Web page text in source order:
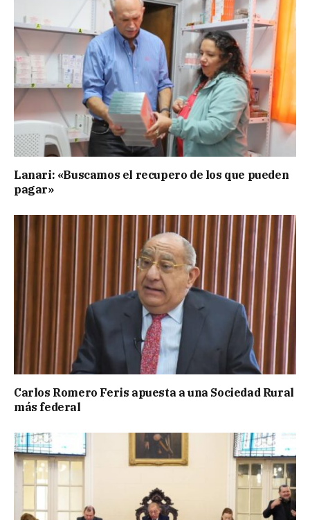
Lanari: «Buscamos el recupero de los que pueden
pagar»
Carlos Romero Feris apuesta a una Sociedad Rural
más federal